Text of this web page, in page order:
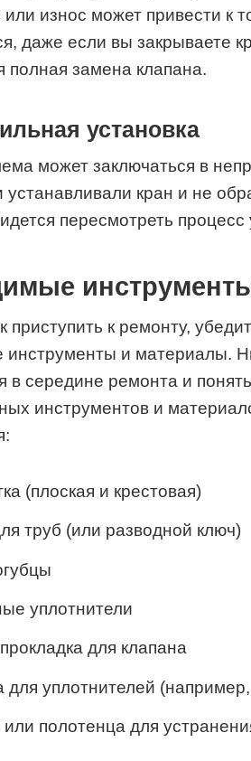
износ может привести к
даже если вы закрываете
полная замена клапана.
установка
может заключаться в
кран и не
пересмотреть процесс
приступить к ремонту,
инструменты и материалы.
в середине ремонта и
инструментов и
(плоская и крестовая)
труб (или разводной ключ)
уплотнители
для клапана
для уплотнителей
или полотенца для